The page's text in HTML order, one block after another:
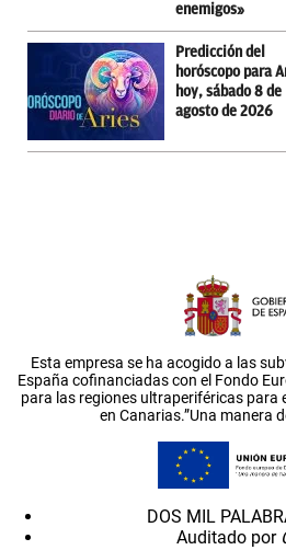
enemigos»
Predicción del
horóscopo para
hoy, sábado 8 de
agosto de 2026
Esta empresa se ha acogido a las
España cofinanciadas con el Fondo
para las regiones ultraperiféricas para
en Canarias.”Una manera
DOS MIL
Auditado por